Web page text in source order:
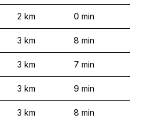
2 km 0 min
3 km 8 min
3 km 7 min
3 km 9 min
3 km 8 min